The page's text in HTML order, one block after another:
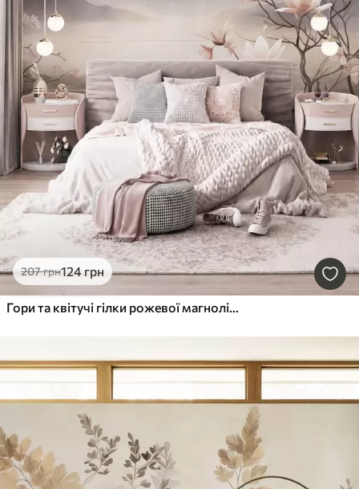
207грн124 грн
Гори та квітучі гілки рожевої магнолії, рельєфний пейзаж